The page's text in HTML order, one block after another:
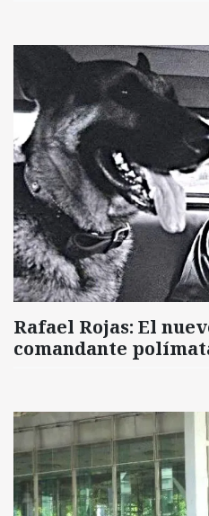
Rafael Rojas: El
comandante